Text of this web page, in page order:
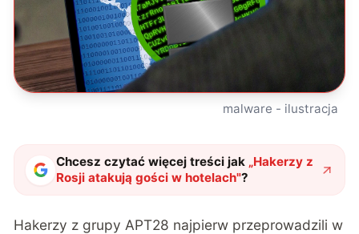
malware - ilustracja
Chcesz czytać więcej treści jak „Hakerzy z
Rosji atakują gości w hotelach"?
Hakerzy z grupy APT28 najpierw przeprowadzili w